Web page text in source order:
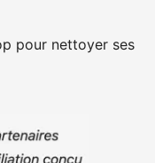
pour nettoyer ses